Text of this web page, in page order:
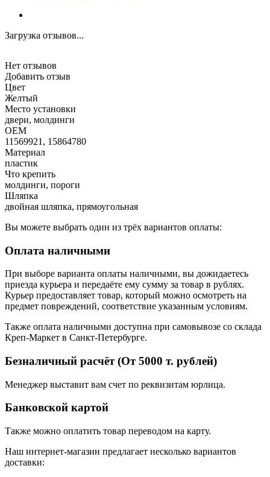
Загрузка отзывов...
Нет отзывов
Добавить отзыв
Цвет
Желтый
Место установки
двери, молдинги
OEM
11569921, 15864780
Материал
пластик
Что крепить
молдинги, пороги
Шляпка
двойная шляпка, прямоугольная
Вы можете выбрать один из трёх вариантов оплаты:
Оплата наличными
При выборе варианта оплаты наличными, вы дожидаетесь
приезда курьера и передаёте ему сумму за товар в рублях.
Курьер предоставляет товар, который можно осмотреть на
предмет повреждений, соответствие указанным условиям.
Также оплата наличными доступна при самовывозе со склада
Креп-Маркет в Санкт-Петербурге.
Безналичный расчёт (От 5000 т. рублей)
Менеджер выставит вам счет по реквизитам юрлица.
Банковской картой
Также можно оплатить товар переводом на карту.
Наш интернет-магазин предлагает несколько вариантов
доставки: